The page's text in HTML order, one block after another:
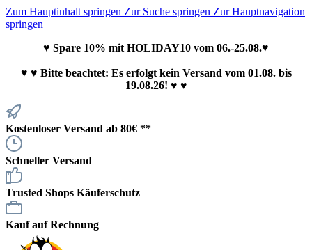
Zum Hauptinhalt springen Zur Suche springen Zur Hauptnavigation
springen
♥ Spare 10% mit HOLIDAY10 vom 06.-25.08.♥
♥ ♥ Bitte beachtet: Es erfolgt kein Versand vom 01.08. bis
19.08.26! ♥ ♥
Kostenloser Versand ab 80€ **
Schneller Versand
Trusted Shops Käuferschutz
Kauf auf Rechnung